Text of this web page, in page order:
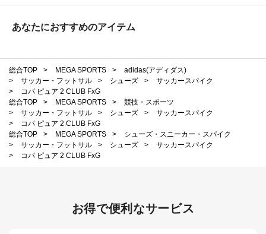
あなたにおすすめのアイテム
総合TOP > MEGA SPORTS >
adidas(アディダス)
>
サッカー・フットサル > シューズ >
サッカースパイク
>
コパ ピュア 2 CLUB FxG
総合TOP
> MEGA SPORTS >
競技・スポーツ
>
サッカー・フットサル > シューズ >
サッカースパイク
>
コパ ピュア 2 CLUB FxG
総合TOP
> MEGA SPORTS >
シューズ・スニーカー・スパイク
>
サッカー・フットサル > シューズ >
サッカースパイク
>
コパ ピュア 2 CLUB FxG
お得で便利なサービス